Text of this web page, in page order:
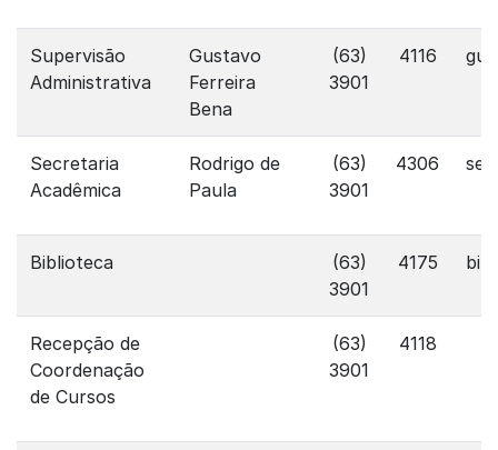
Supervisão
Administrativa
Gustavo
Ferreira
Bena
(63)
3901
4116
Secretaria
Acadêmica
Rodrigo de
Paula
(63)
3901
4306
Biblioteca
(63)
3901
4175
Recepção de
Coordenação
de Cursos
(63)
3901
4118